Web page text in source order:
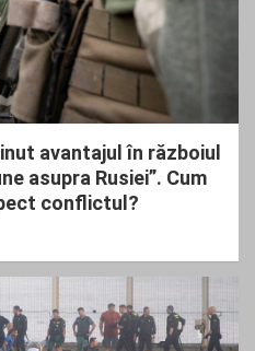
avantajul în războiul
asupra Rusiei”. Cum
conflictul?